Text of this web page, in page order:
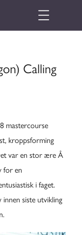
Calling
mastercourse
kroppsforming
var en stor ære Å
for en
i faget.
innen siste utvikling